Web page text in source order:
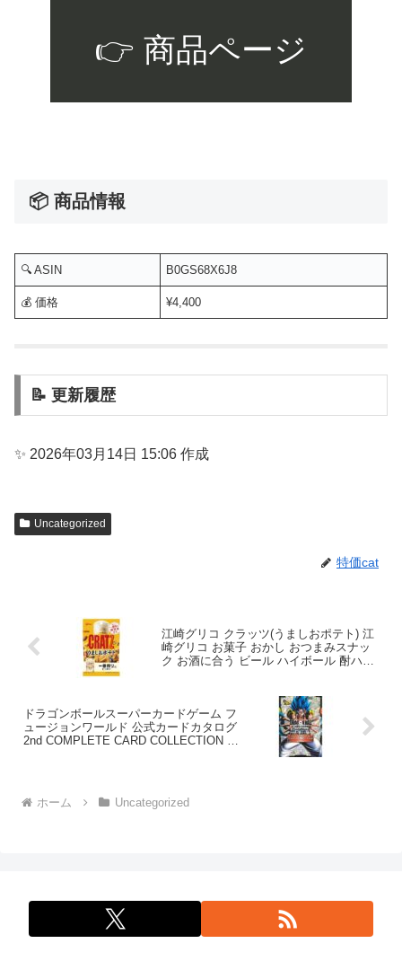
👉 商品ページ
📦 商品情報
🔍 ASIN B0GS68X6J8
💰 価格 ¥4,400
📝 更新履歴
✨ 2026年03月14日 15:06 作成
Uncategorized
特価cat
江崎グリコ クラッツ(うましおポテト) 江
崎グリコ お菓子 おかし おつまみスナッ
ク お酒に合う ビール ハイボール 酎ハイ
ドラゴンボールスーパーカードゲーム フ
ュージョンワールド 公式カードカタログ
2nd COMPLETE CARD COLLECTION (V
ホーム Uncategorized